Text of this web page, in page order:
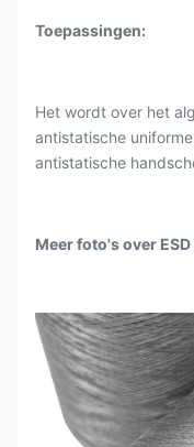
Toepassingen:
Het wordt over het
antistatische
antistatische
Meer foto's over